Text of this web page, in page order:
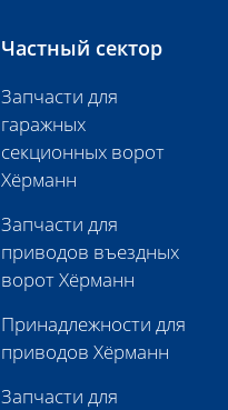
Частный сектор
Запчасти для
гаражных
секционных ворот
Хёрманн
Запчасти для
приводов въездных
ворот Хёрманн
Принадлежности для
приводов Хёрманн
Запчасти для